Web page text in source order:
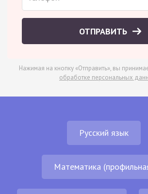
ОТПРАВИТЬ
Нажимая на кнопку «Отправить», вы
обработке персональных
Русский язык
Математика